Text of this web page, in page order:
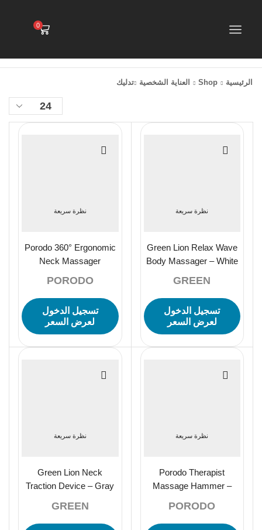
0
الرئيسية Shop العناية الشخصية تدليك
نظرة سريعة
Green Lion Relax Wave
Body Massager – White
GREEN
تسجيل الدخول
لعرض السعر
نظرة سريعة
Porodo 360° Ergonomic
Neck Massager
PORODO
تسجيل الدخول
لعرض السعر
نظرة سريعة
Porodo Therapist
Massage Hammer –
PORODO
نظرة سريعة
Green Lion Neck
Traction Device – Gray
GREEN